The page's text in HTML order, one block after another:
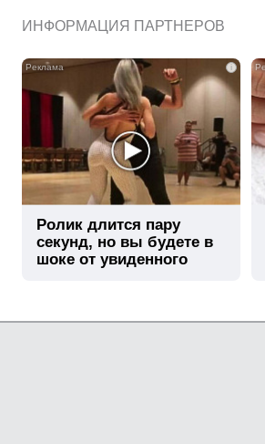
ИНФОРМАЦИЯ ПАРТНЕРОВ
i
Ролик длится пару
секунд, но вы будете в
шоке от увиденного